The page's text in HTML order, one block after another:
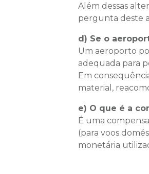
Além dessas
pergunta deste
d) Se o
Um aeroporto
adequada para
Em
material,
e) O que é a
É uma
(para voos
monetária